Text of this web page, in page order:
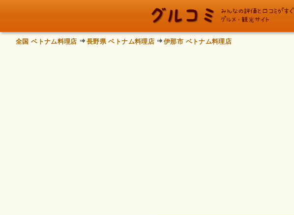
全国 ベトナム料理店 長野県 ベトナム料理店 伊那市 ベトナム料理店